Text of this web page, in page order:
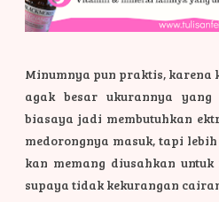
Minumnya pun praktis, karena
agak besar ukurannya yang
biasaya jadi membutuhkan
medorongnya masuk, tapi
kan memang diusahkan
supaya tidak kekurangan